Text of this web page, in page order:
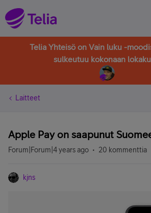
Telia Yhteisö on Vain luku -
sulkeutuu kokonaan
Laitteet
Apple Pay on saapunut
Forum|Forum|4 years ago 20 kommenttia
kjns